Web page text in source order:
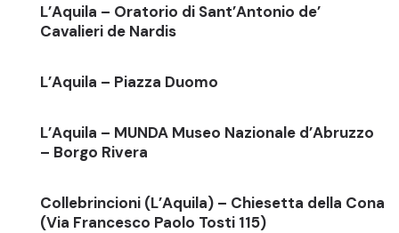
L’Aquila – Oratorio di Sant’Antonio de’
Cavalieri de Nardis
L’Aquila – Piazza Duomo
L’Aquila – MUNDA Museo Nazionale d’Abruzzo
– Borgo Rivera
Collebrincioni (L’Aquila) – Chiesetta della Cona
(Via Francesco Paolo Tosti 115)